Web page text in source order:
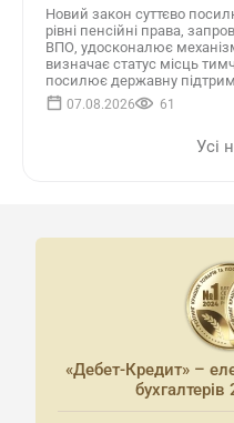
Новий закон суттєво
рівні пенсійні права,
ВПО, удосконалює
визначає статус місць
посилює державну
07.08.2026 61
Усі
«Дебет-Кредит» –